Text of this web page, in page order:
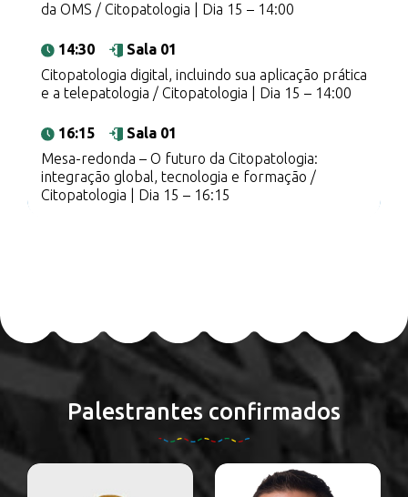
da OMS / Citopatologia | Dia 15 – 14:00
14:30
Sala 01
Citopatologia digital, incluindo sua aplicação prática
e a telepatologia / Citopatologia | Dia 15 – 14:00
16:15
Sala 01
Mesa-redonda – O futuro da Citopatologia:
integração global, tecnologia e formação /
Citopatologia | Dia 15 – 16:15
Palestrantes confirmados